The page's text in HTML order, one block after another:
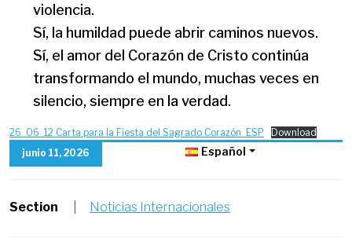
violencia.
Sí, la humildad puede abrir caminos nuevos.
Sí, el amor del Corazón de Cristo continúa
transformando el mundo, muchas veces en
silencio, siempre en la verdad.
26_06_12 Carta para la Fiesta del Sagrado Corazón_ESP
Download
junio 11, 2026
Español
Section Noticias Internacionales